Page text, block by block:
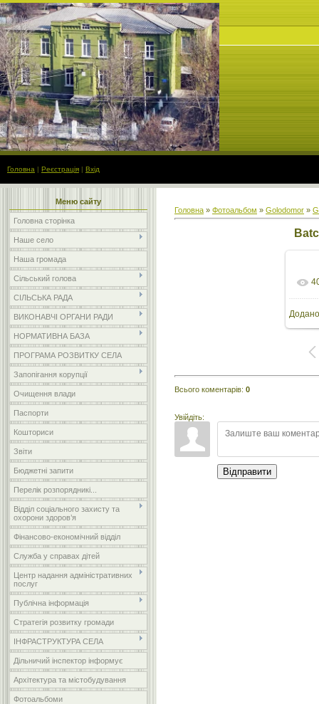
Головна | Реєстрація | Вхід
Меню сайту
Головна сторінка
Наше село
Наша громада
Сільський голова
СІЛЬСЬКА РАДА
ВИКОНАВЧІ ОРГАНИ РАДИ
НОРМАТИВНА БАЗА
ПРОГРАМА РОЗВИТКУ СЕЛА
Запопігання корупції
Очищення влади
Паспорти
Кошториси
Звіти
Бюджетні запити
Перелік розпорядникі...
Відділ соціального захисту та
охорони здоров’я
Фінансово-економічний відділ
Служба у справах дітей
Центр надання адміністративних
послуг
Публічна інформація
Стратегія розвитку громади
ІНФРАСТРУКТУРА СЕЛА
Дільничий інспектор інформує
Архітектура та містобудування
Фотоальбоми
Головна » Фотоальбом » Golodomor »
Додано
Всього коментарів: 0
Увійдіть:
Відправити